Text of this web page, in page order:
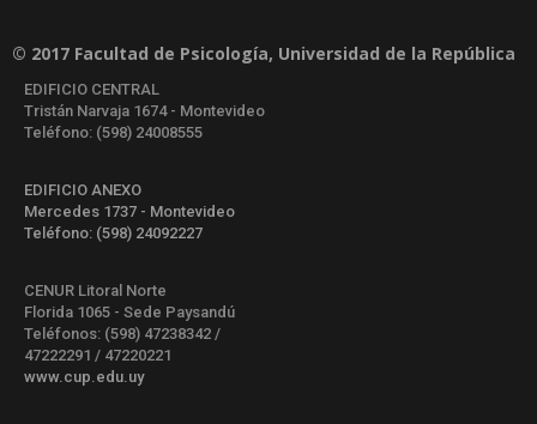
© 2017 Facultad de Psicología, Universidad de la República
EDIFICIO CENTRAL
Tristán Narvaja 1674 - Montevideo
Teléfono: (598) 24008555
EDIFICIO ANEXO
Mercedes 1737 - Montevideo
Teléfono: (598) 24092227
CENUR Litoral Norte
Florida 1065 - Sede Paysandú
Teléfonos: (598) 47238342 /
47222291 / 47220221
www.cup.edu.uy